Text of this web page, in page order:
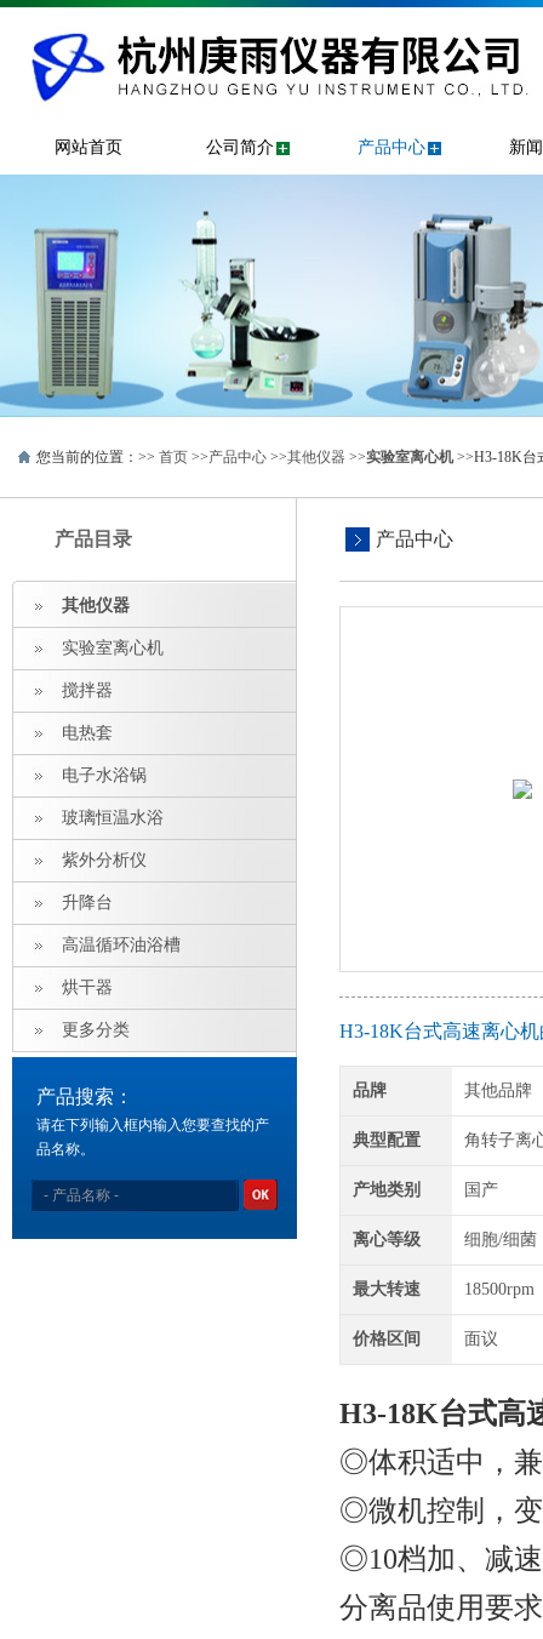
网站首页 公司简介 产品中心 新
您当前的位置：>> 首页 >>产品中心 >>其他仪器 >>实验室离心机>>H3-18K台
产品目录
其他仪器
实验室离心机
搅拌器
电热套
电子水浴锅
玻璃恒温水浴
紫外分析仪
升降台
高温循环油浴槽
烘干器
更多分类
产品搜索：
请在下列输入框内输入您要查找的产
品名称。
产品中心
H3-18K台式高速离心
品牌 其他品牌
典型配置 角转子离
产地类别 国产
离心等级 细胞/细菌
最大转速 18500rpm
价格区间 面议
H3-18K台式高
◎体积适中，
◎微机控制，
◎10档加、减
分离品使用要